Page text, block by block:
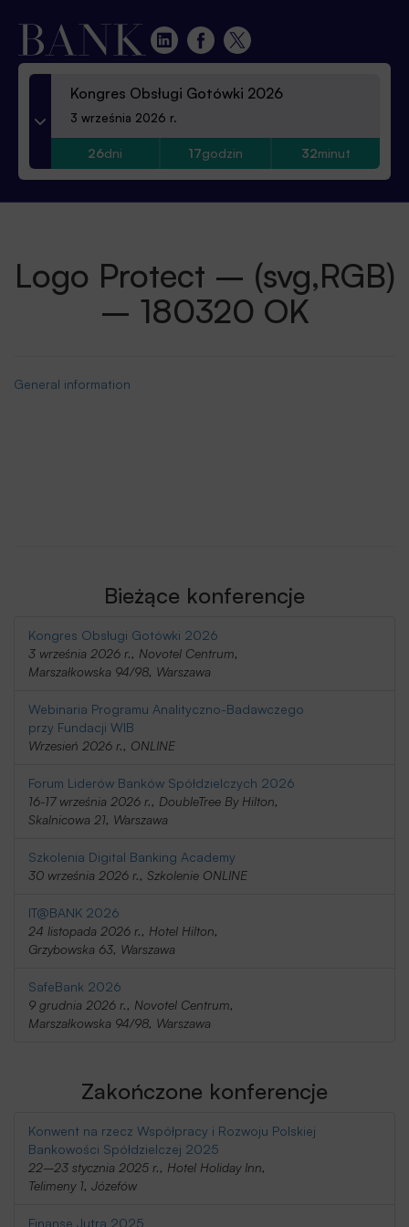
Kongres Obsługi Gotówki 2026
3 września 2026 r.
26dni 17godzin 32minut
Logo Protect – (svg,RGB)
– 180320 OK
General information
Bieżące konferencje
Kongres Obsługi Gotówki 2026
3 września 2026 r., Novotel Centrum,
Marszałkowska 94/98, Warszawa
Webinaria Programu Analityczno-Badawczego
przy Fundacji WIB
Wrzesień 2026 r., ONLINE
Forum Liderów Banków Spółdzielczych 2026
16-17 września 2026 r., DoubleTree By Hilton,
Skalnicowa 21, Warszawa
Szkolenia Digital Banking Academy
30 września 2026 r., Szkolenie ONLINE
IT@BANK 2026
24 listopada 2026 r., Hotel Hilton,
Grzybowska 63, Warszawa
SafeBank 2026
9 grudnia 2026 r., Novotel Centrum,
Marszałkowska 94/98, Warszawa
Zakończone konferencje
Konwent na rzecz Współpracy i Rozwoju Polskiej
Bankowości Spółdzielczej 2025
22–23 stycznia 2025 r., Hotel Holiday Inn,
Telimeny 1, Józefów
Finanse Jutra 2025